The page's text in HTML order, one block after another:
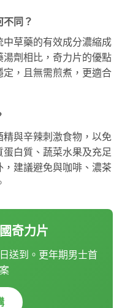
同？
草藥的有效成分濃縮成
劑相比，奇力片的優點
，且無需煎煮，更適合
與辛辣刺激食物，以免
白質、蔬菜水果及充足
建議避免與咖啡、濃茶
奇力片
送到。更年期男士首